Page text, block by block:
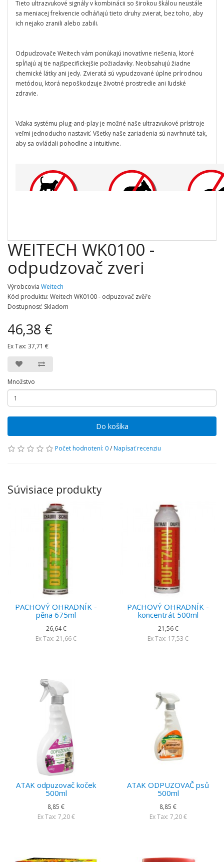
Tieto ultrazvukové signály v kombinácii so širokou škálou neustále
sa meniacej frekvencie odháňajú tieto druhy zvierat, bez toho, aby
ich nejako zranili alebo zabili.
Odpudzovače Weitech vám ponúkajú inovatívne riešenia, ktoré
spĺňajú aj tie najšpecifickejšie požiadavky. Neobsahujú žiadne
chemické látky ani jedy. Zvieratá sú vypudzované úplne prírodnou
metódou, ktorá nepoškodzuje životné prostredie ani ľudské
zdravie.
Vďaka systému plug-and-play je možné naše ultrazvukové prístroje
veľmi jednoducho nastaviť. Všetky naše zariadenia sú navrhnuté tak,
aby sa ovládali pohodlne a intuitívne.
WEITECH WK0100 -
odpudzovač zveri
Výrobcovia Weitech
Kód produktu: Weitech WK0100 - odpuzovač zvěře
Dostupnosť: Skladom
46,38 €
Ex Tax: 37,71 €
Množstvo
Do košíka
Počet hodnotení: 0/Napísať recenziu
Súvisiace produkty
PACHOVÝ OHRADNÍK -
pěna 675ml
26,64 €
Ex Tax: 21,66 €
PACHOVÝ OHRADNÍK -
koncentrát 500ml
21,56 €
Ex Tax: 17,53 €
ATAK odpuzovač koček
500ml
8,85 €
Ex Tax: 7,20 €
ATAK ODPUZOVAČ psů
500ml
8,85 €
Ex Tax: 7,20 €